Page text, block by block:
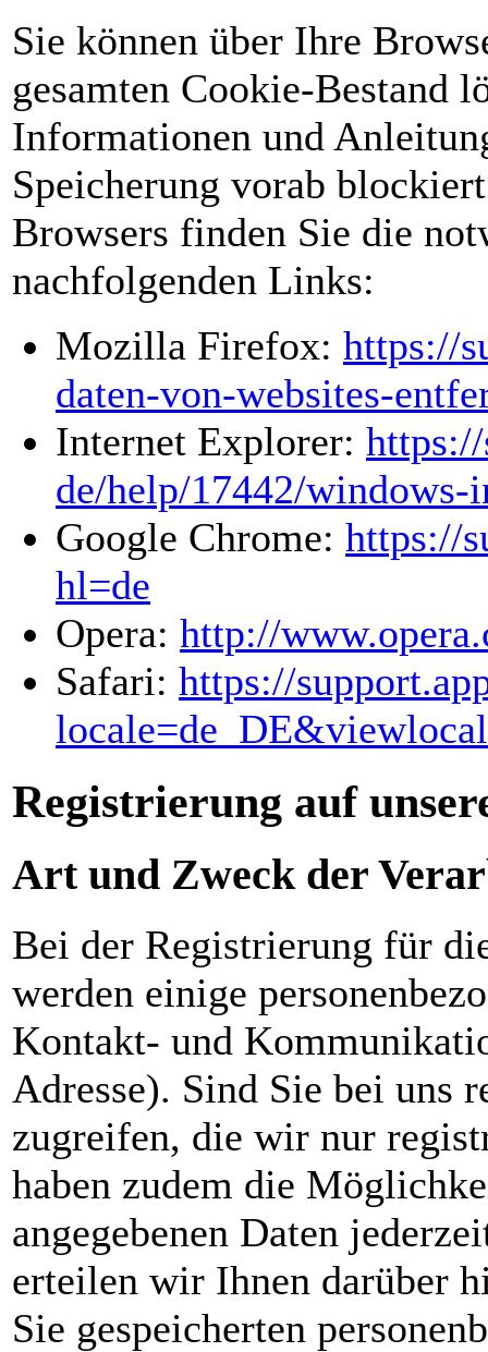
Sie können über Ihre
gesamten Cookie-Bestand
Informationen und
Speicherung vorab
Browsers finden Sie die
nachfolgenden Links:
Mozilla Firefox: https://
daten-von-websites-
Internet Explorer:
de/help/17442/windows-
Google Chrome: https://
hl=de
Opera: http://
Safari: https://
Registrierung auf
Art und Zweck der
Bei der Registrierung für
werden einige
Kontakt- und
Adresse). Sind Sie bei uns
zugreifen, die wir nur
haben zudem die
angegebenen Daten
erteilen wir Ihnen darüber
Sie gespeicherten